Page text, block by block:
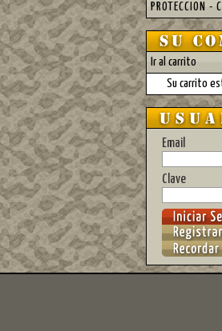
PROTECCION -
Ir al carrito
Su carrito
Email
Clave